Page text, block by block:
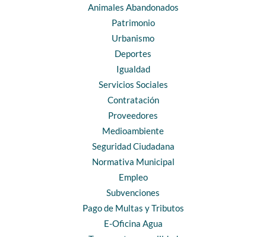
Animales Abandonados
Patrimonio
Urbanismo
Deportes
Igualdad
Servicios Sociales
Contratación
Proveedores
Medioambiente
Seguridad Ciudadana
Normativa Municipal
Empleo
Subvenciones
Pago de Multas y Tributos
E-Oficina Agua